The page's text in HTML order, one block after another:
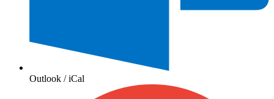
Outlook / iCal